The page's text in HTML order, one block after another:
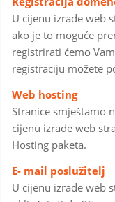
U cijenu izrade web
ako je to moguće
registrirati ćemo
registraciju možete
Web hosting
Stranice smještamo
cijenu izrade web
Hosting paketa.
E- mail poslužitelj
U cijenu izrade web